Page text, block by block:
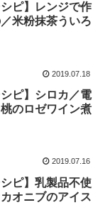
シピ】レンジで作
米粉抹茶ういろ
2019.07.18
シピ】シロカ／電
のロゼワイン煮
2019.07.16
シピ】乳製品不使
オニブのアイス